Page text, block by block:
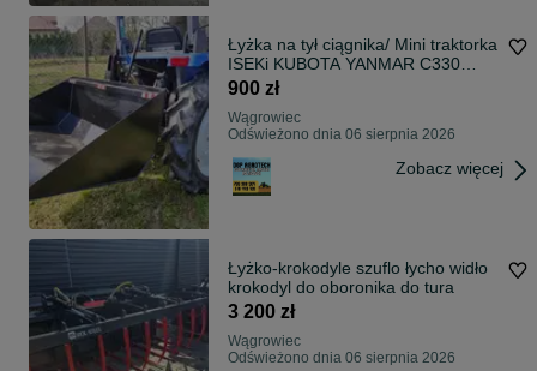
Łyżka na tył ciągnika/ Mini traktorka
ISEKi KUBOTA YANMAR C330
Łycha
900 zł
Wągrowiec
Odświeżono dnia 06 sierpnia 2026
Zobacz więcej
Łyżko-krokodyle szuflo łycho widło
krokodyl do oboronika do tura
3 200 zł
Wągrowiec
Odświeżono dnia 06 sierpnia 2026